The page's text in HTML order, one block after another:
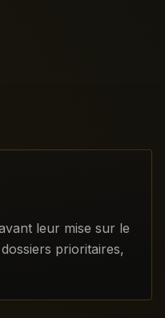
leur mise sur le
prioritaires,